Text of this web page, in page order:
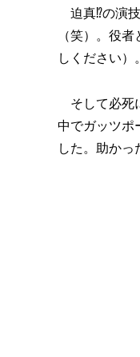
迫真⁉︎の演技
（笑）。役
しください）。
そして必死
中でガッツポ
した。助かっ